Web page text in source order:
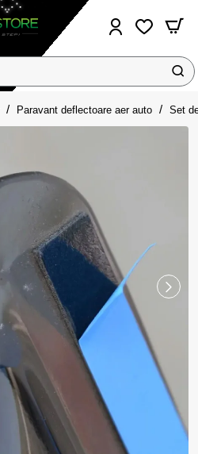
Paravant deflectoare aer auto Set